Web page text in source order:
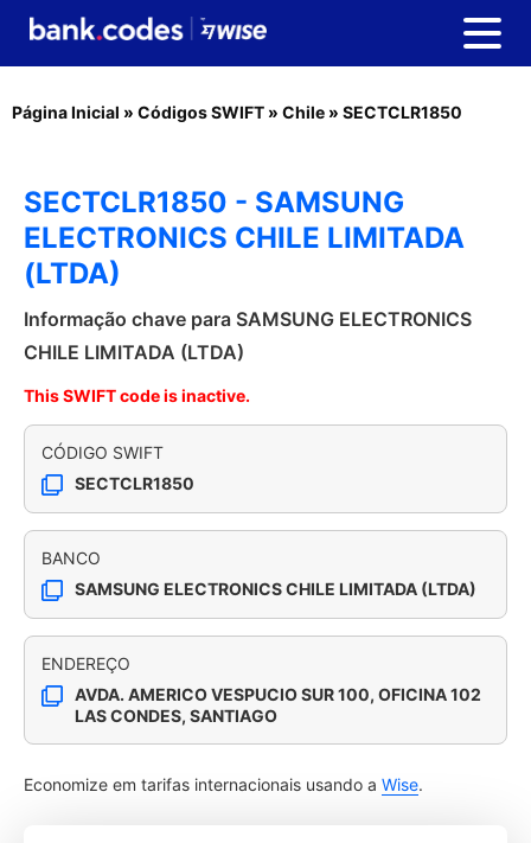
Página Inicial » Códigos SWIFT » Chile » SECTCLR1850
SECTCLR1850 - SAMSUNG
ELECTRONICS CHILE LIMITADA
(LTDA)
Informação chave para SAMSUNG ELECTRONICS
CHILE LIMITADA (LTDA)
This SWIFT code is inactive.
CÓDIGO SWIFT
SECTCLR1850
BANCO
SAMSUNG ELECTRONICS CHILE LIMITADA (LTDA)
ENDEREÇO
AVDA. AMERICO VESPUCIO SUR 100, OFICINA 102
LAS CONDES, SANTIAGO
Economize em tarifas internacionais usando a Wise.